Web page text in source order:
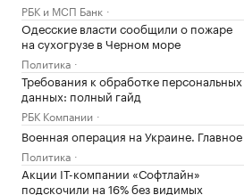
РБК и МСП Банк
Одесские власти сообщили о пожаре
на сухогрузе в Черном море
Политика
Требования к обработке персональных
данных: полный гайд
РБК Компании
Военная операция на Украине. Главное
Политика
Акции IT-компании «Софтлайн»
подскочили на 16% без видимых